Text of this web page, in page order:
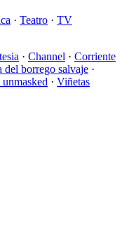
· Teatro · TV
· Channel · Corriente
del borrego salvaje ·
unmasked · Viñetas